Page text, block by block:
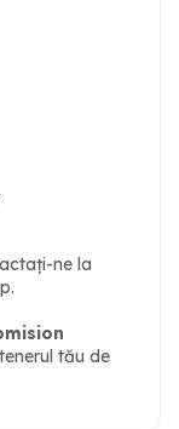
ne la
tău de